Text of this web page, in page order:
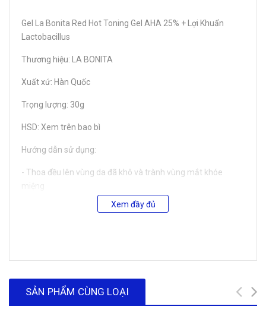
Gel La Bonita Red Hot Toning Gel AHA 25% + Lợi Khuẩn
Lactobacillus
Thương hiệu: LA BONITA
Xuất xứ: Hàn Quốc
Trọng lượng: 30g
HSD: Xem trên bao bì
Hướng dẫn sử dụng:
- Thoa đều lên vùng da đã khô và trành vùng mắt khóe
- Để trên da từ 3-10 phút tùy trình trạng và rửa mặt lại bằng
Xem đầy đủ
SẢN PHẨM CÙNG LOẠI